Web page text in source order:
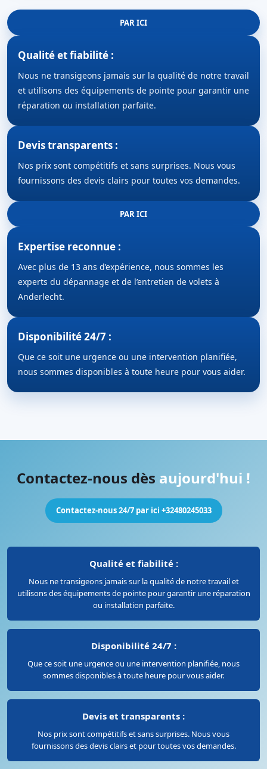
PAR ICI
Qualité et fiabilité :
Nous ne transigeons jamais sur la qualité de notre travail
et utilisons des équipements de pointe pour garantir une
réparation ou installation parfaite.
Devis transparents :
Nos prix sont compétitifs et sans surprises. Nous vous
fournissons des devis clairs pour toutes vos demandes.
PAR ICI
Expertise reconnue :
Avec plus de 13 ans d’expérience, nous sommes les
experts du dépannage et de l’entretien de volets à
Anderlecht.
Disponibilité 24/7 :
Que ce soit une urgence ou une intervention planifiée,
nous sommes disponibles à toute heure pour vous aider.
Contactez-nous dès aujourd'hui !
Contactez-nous 24/7 par ici +32480245033
Qualité et fiabilité :
Nous ne transigeons jamais sur la qualité de notre travail et
utilisons des équipements de pointe pour garantir une réparation
ou installation parfaite.
Disponibilité 24/7 :
Que ce soit une urgence ou une intervention planifiée, nous
sommes disponibles à toute heure pour vous aider.
Devis et transparents :
Nos prix sont compétitifs et sans surprises. Nous vous
fournissons des devis clairs et pour toutes vos demandes.